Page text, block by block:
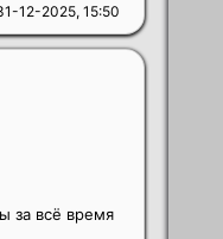
12-2025, 15:50
за всё время